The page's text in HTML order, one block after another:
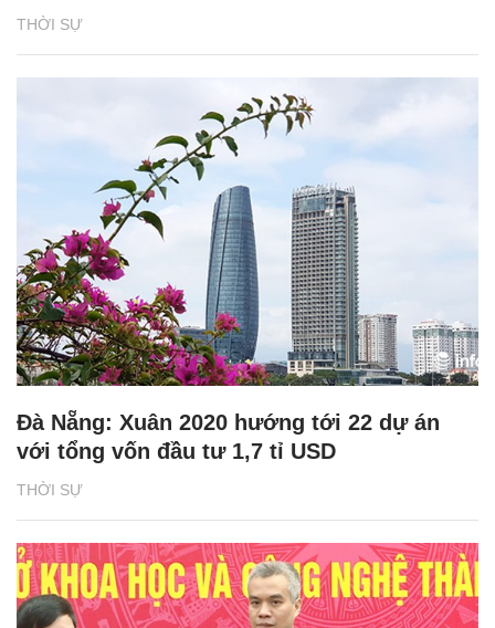
THỜI SỰ
THỜI SỰ
Đà Nẵng: Xuân 2020 hướng tới 22 dự án
với tổng vốn đầu tư 1,7 tỉ USD